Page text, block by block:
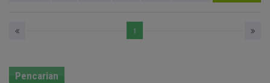
1
Pencarian